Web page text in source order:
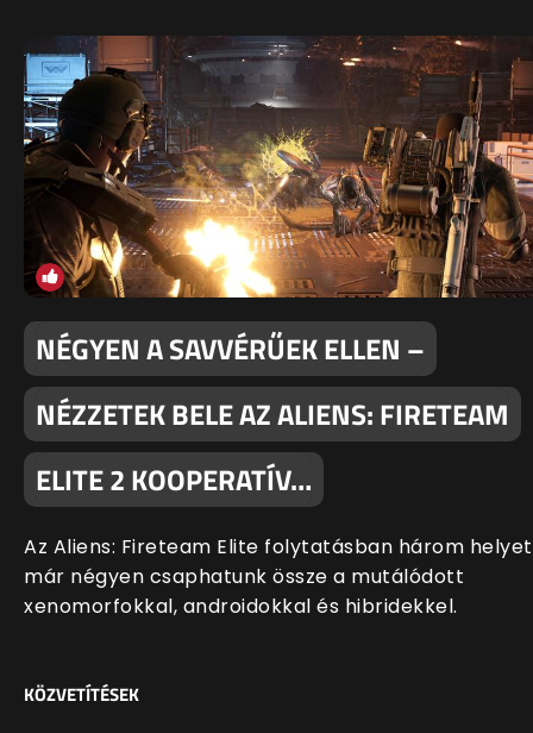
NÉGYEN A SAVVÉRŰEK ELLEN –
NÉZZETEK BELE AZ ALIENS: FIRETEAM
ELITE 2 KOOPERATÍV…
Az Aliens: Fireteam Elite folytatásban három
már négyen csaphatunk össze a mutálódott
xenomorfokkal, androidokkal és hibridekkel.
KÖZVETÍTÉSEK